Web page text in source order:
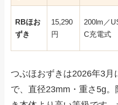
RBほお
ずき
15,290
円
200lm／
C充電式
つぶほおずきは2026年3月
で、直径23mm・重さ5g